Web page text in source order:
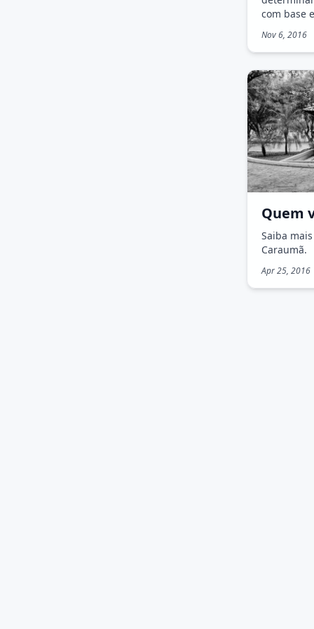
com base
Nov 6, 2016
Quem
Saiba
Caraumã.
Apr 25, 2016